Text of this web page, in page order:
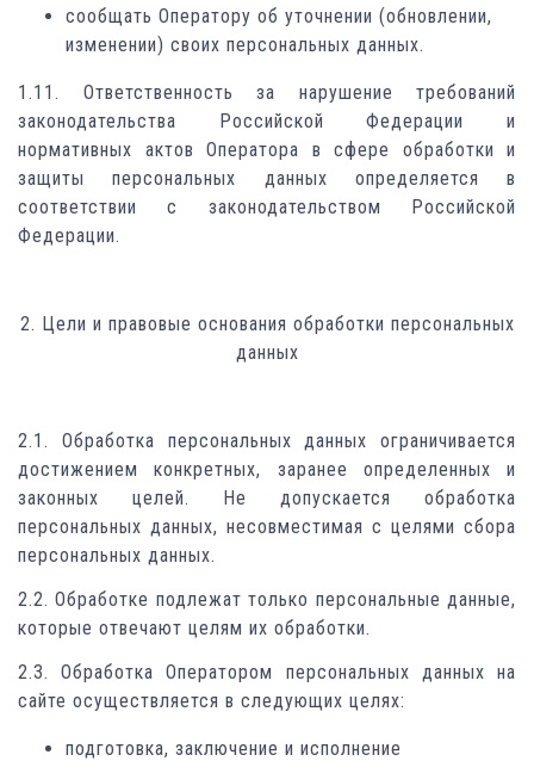
сообщать Оператору об уточнении (обновлении,
изменении) своих персональных данных.
1.11. Ответственность за нарушение требований
законодательства Российской Федерации и
нормативных актов Оператора в сфере обработки и
защиты персональных данных определяется в
соответствии с законодательством Российской
Федерации.
2. Цели и правовые основания обработки персональных
данных
2.1. Обработка персональных данных ограничивается
достижением конкретных, заранее определенных и
законных целей. Не допускается обработка
персональных данных, несовместимая с целями сбора
персональных данных.
2.2. Обработке подлежат только персональные данные,
которые отвечают целям их обработки.
2.3. Обработка Оператором персональных данных на
сайте осуществляется в следующих целях:
подготовка, заключение и исполнение